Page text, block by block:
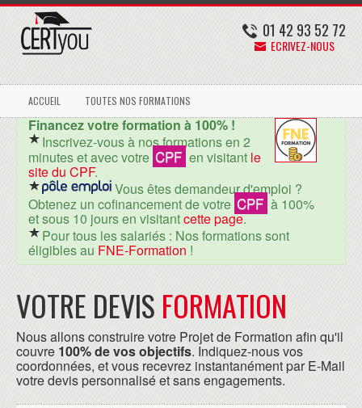
01 42 93 52 72
ECRIVEZ-NOUS
ACCUEIL TOUTES NOS FORMATIONS
Financez votre formation à 100% !
Inscrivez-vous à nos formations en 2
minutes et avec votre CPF en visitant le
site du CPF.
Vous êtes demandeur d'emploi ?
Obtenez un cofinancement de votre CPF à 100%
et sous 10 jours en visitantcette page.
Pour tous les salariés : Nos formations sont
éligibles au FNE-Formation !
VOTRE DEVIS FORMATION
Nous allons construire votre Projet de Formation afin qu'il
couvre 100% de vos objectifs. Indiquez-nous vos
coordonnées, et vous recevrez instantanément par E-Mail
votre devis personnalisé et sans engagements.